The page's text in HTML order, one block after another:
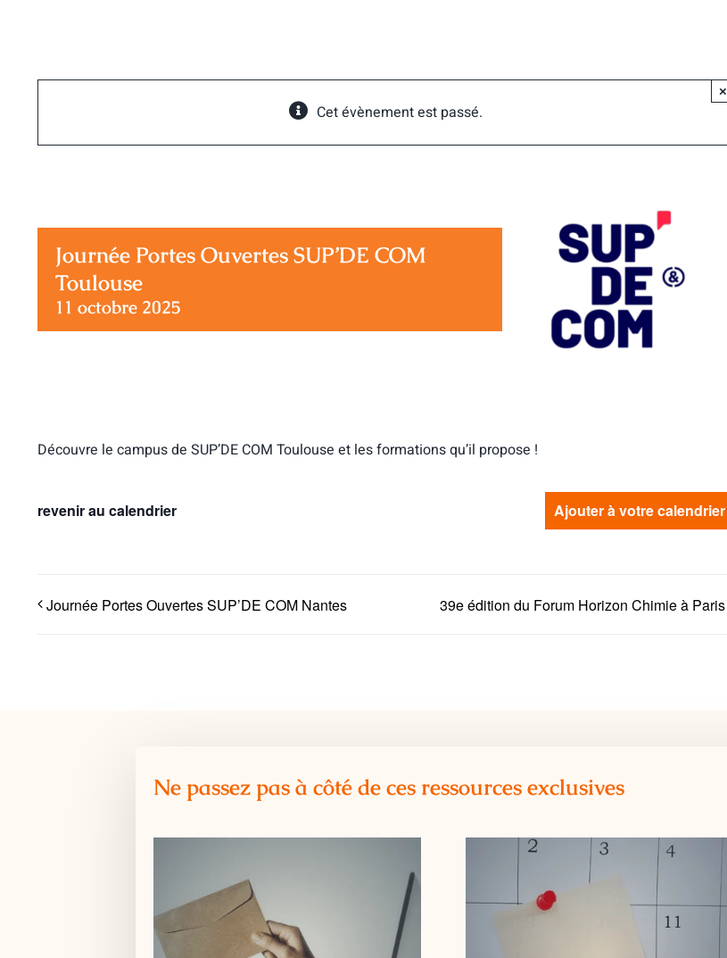
Cet évènement est passé.
×
Journée Portes Ouvertes SUP’DE COM
Toulouse
11 octobre 2025
Découvre le campus de SUP’DE COM Toulouse et les formations qu’il propose !
revenir au calendrier Ajouter à votre calendrier
Journée Portes Ouvertes SUP’DE COM Nantes 39e édition du Forum Horizon Chimie à Paris
Ne passez pas à côté de ces ressources exclusives